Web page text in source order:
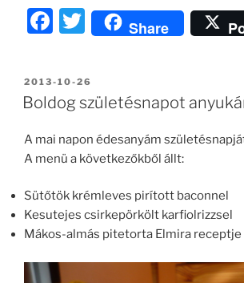
F
c
e
o
o
k
T
w
itt
er
Share
BEKÜLDVE:
2013-10-26
Boldog születésnapot
A mai napon édesanyám
A menü a következőkből állt:
Sütőtök krémleves pirított baconnel
Kesutejes csirkepörkölt karfiolrizzsel
Mákos-almás pitetorta Elmira